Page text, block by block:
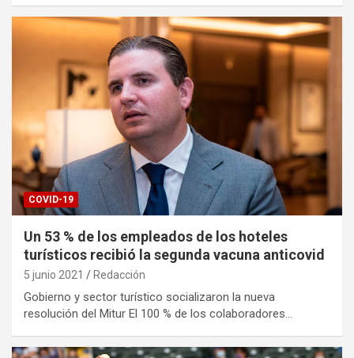
COVID-19
Un 53 % de los empleados de los hoteles
turísticos recibió la segunda vacuna anticovid
5 junio 2021 Redacción
Gobierno y sector turístico socializaron la nueva
resolución del Mitur El 100 % de los colaboradores…